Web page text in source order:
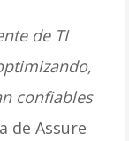
de TI
confiables
de Assure